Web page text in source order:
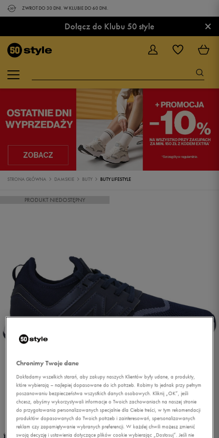
ZWROT DO 30 DNI. W KLUBIE DO 60 DNI.
Dołącz do Klubu 50 style ×
STRONA GŁÓWNA DAMSKIE BUTY BUTY LIFESTYLE
PRODUKT NIEDOSTĘPNY
Chronimy Twoje dane
Dokładamy wszelkich starań, aby zakupy naszych Klientów były udane, a produkty,
które wybierają – najlepiej dopasowane do ich potrzeb. Robimy to jednak przy pełnym
poszanowaniu bezpieczeństwa wszystkich danych osobowych. Kliknij „OK”, jeśli
chcesz, abyśmy wykorzystywali informacje o Twoich zachowaniach na naszej stronie
do przygotowania personalizowanych specjalnie dla Ciebie treści, w tym rekomendacji
produktów dopasowanych do Twoich potrzeb i zainteresowań, spersonalizowanych
reklam czy zapamiętywanie wybranych preferencji. W każdej chwili możesz zmienić
swoją decyzję i ustawienia dotyczące plików cookie wybierając „Dostosuj”. Jeśli nie